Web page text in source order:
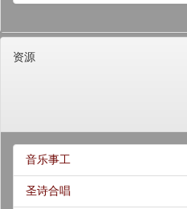
资源
音乐事工
圣诗合唱